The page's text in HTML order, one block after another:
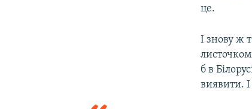
це.
І знову ж
б в
виявити.